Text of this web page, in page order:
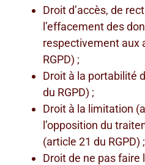
Droit d’accès, de
l’effacement des
respectivement aux
RGPD) ;
Droit à la portabilité
du RGPD) ;
Droit à la limitation
l’opposition du
(article 21 du RGPD) ;
Droit de ne pas faire